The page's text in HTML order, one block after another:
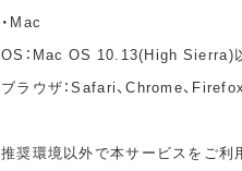
・Mac
OS：Mac OS 10.13(High Sierra)
ブラウザ：Safari、Chrome、
推奨環境以外で本サービスをご利